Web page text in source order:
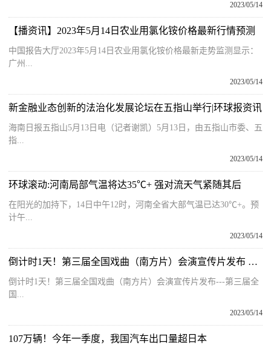
2023/05/14
【播资讯】2023年5月14日农业用氯化铵价格最新行情预测
中国报告大厅2023年5月14日农业用氯化铵价格最新走势监测显示：
广州...
2023/05/14
新金融业态创新的法治化发展论坛在五指山举行|环球报资讯
海南日报五指山5月13日电（记者谢凯）5月13日，由五指山市委、五
指...
2023/05/14
环球滚动:河南局部气温将达35℃+ 强对流天气紧随其后
在阳光的加持下，14日中午12时，河南全省大部气温已达30℃+。预
计午...
2023/05/14
倒计时1天！第三届全国戏曲（南方片）会演宣传片发布 世界今头条
倒计时1天！第三届全国戏曲（南方片）会演宣传片发布---第三届全
国...
2023/05/14
107万辆！今年一季度，我国汽车出口量超日本